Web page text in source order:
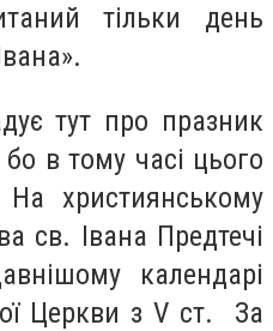
тільки день
тут про празник
бо в тому часі цього
християнському
св. Івана Предтечі
календарі
Церкви з V ст. За